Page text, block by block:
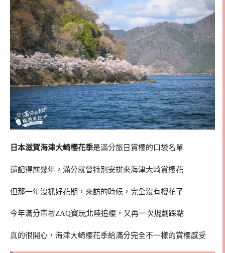
日本滋賀海津大崎櫻花季是滿分旅日賞櫻的口袋名單
還記得前幾年，滿分就曾特別安排來海津大崎賞櫻花
但那一年沒抓好花期，來訪的時候，完全沒有櫻花了
今年滿分帶著ZAQ寶玩北陸追櫻，又再一次規劃踩點
真的很開心，海津大崎櫻花季給滿分完全不一樣的賞櫻感受